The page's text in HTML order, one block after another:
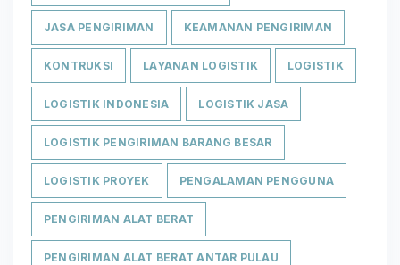
JASA PENGIRIMAN KEAMANAN PENGIRIMAN
KONTRUKSI LAYANAN LOGISTIK LOGISTIK
LOGISTIK INDONESIA LOGISTIK JASA
LOGISTIK PENGIRIMAN BARANG BESAR
LOGISTIK PROYEK PENGALAMAN PENGGUNA
PENGIRIMAN ALAT BERAT
PENGIRIMAN ALAT BERAT ANTAR PULAU